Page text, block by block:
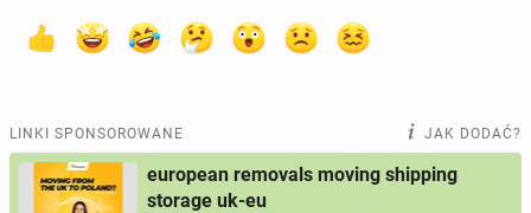
LINKI SPONSOROWANE JAK DODAĆ?
european removals moving shipping
storage uk-eu